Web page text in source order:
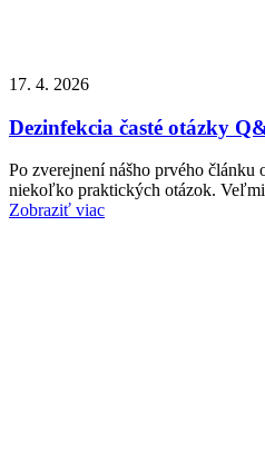
17. 4. 2026
Dezinfekcia časté otázky
Po zverejnení nášho prvého článku
niekoľko praktických otázok.
Zobraziť viac